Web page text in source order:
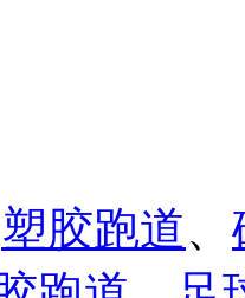
塑胶跑道、